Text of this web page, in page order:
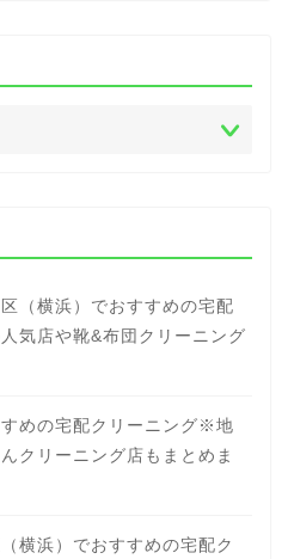
（横浜）でおすすめの宅配
気店や靴&布団クリーニング
めの宅配クリーニング※地
クリーニング店もまとめま
横浜）でおすすめの宅配ク